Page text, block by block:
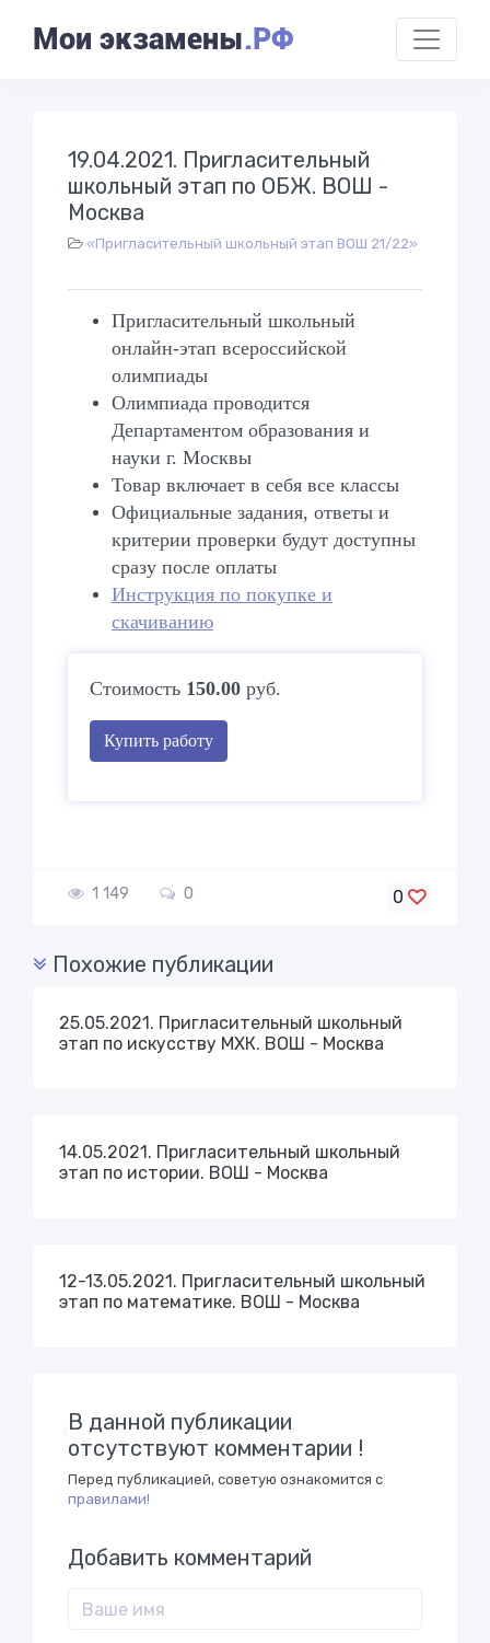
Мои экзамены.РФ
19.04.2021. Пригласительный
школьный этап по ОБЖ. ВОШ -
Москва
«Пригласительный школьный этап ВОШ 21/22»
Пригласительный школьный
онлайн-этап всероссийской
олимпиады
Олимпиада проводится
Департаментом образования и
науки г. Москвы
Товар включает в себя все классы
Официальные задания, ответы и
критерии проверки будут доступны
сразу после оплаты
Инструкция по покупке и
скачиванию
Стоимость 150.00 руб.
Купить работу
1 149 0 0
Похожие публикации
25.05.2021. Пригласительный школьный
этап по искусству МХК. ВОШ - Москва
14.05.2021. Пригласительный школьный
этап по истории. ВОШ - Москва
12-13.05.2021. Пригласительный школьный
этап по математике. ВОШ - Москва
В данной публикации
отсутствуют комментарии !
Перед публикацией, советую ознакомится с
правилами!
Добавить комментарий